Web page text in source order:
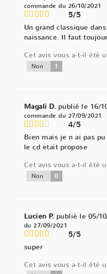
commande du 26/10/2021
5/5
Un grand classique
naissance. Il faut
Cet avis vous a-t-il été
Non 1
Magali D. publié le 16/
commande du 27/09/2021
4/5
Bien mais je n ai pas
le cd etait propose
Cet avis vous a-t-il été
Non 0
Lucien P. publié le 05/
du 27/09/2021
5/5
super
Cet avis vous a-t-il été